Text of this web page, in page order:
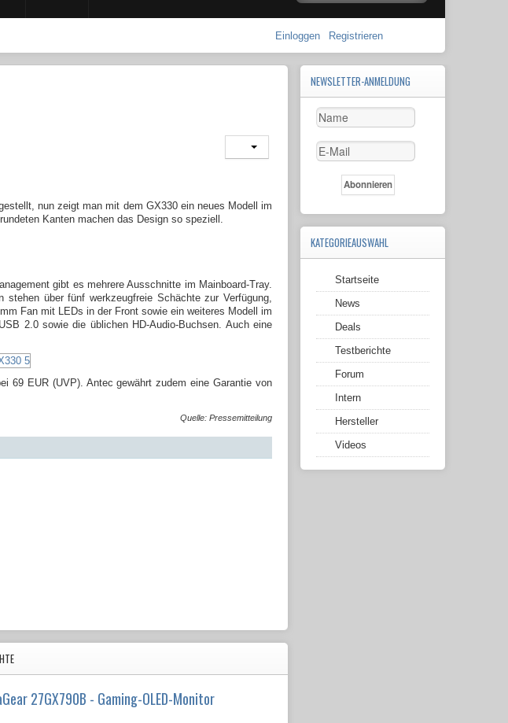
Einloggen Registrieren
nun zeigt man mit dem GX330 ein neues Modell im
Kanten machen das Design so speziell.
gibt es mehrere Ausschnitte im Mainboard-Tray.
stehen über fünf werkzeugfreie Schächte zur Verfügung,
Fan mit LEDs in der Front sowie ein weiteres Modell im
2.0 sowie die üblichen HD-Audio-Buchsen. Auch eine
69 EUR (UVP). Antec gewährt zudem eine Garantie von
Quelle: Pressemitteilung
27GX790B - Gaming-OLED-Monitor
NEWSLETTER-ANMELDUNG
KATEGORIEAUSWAHL
Startseite
News
Deals
Testberichte
Forum
Intern
Hersteller
Videos